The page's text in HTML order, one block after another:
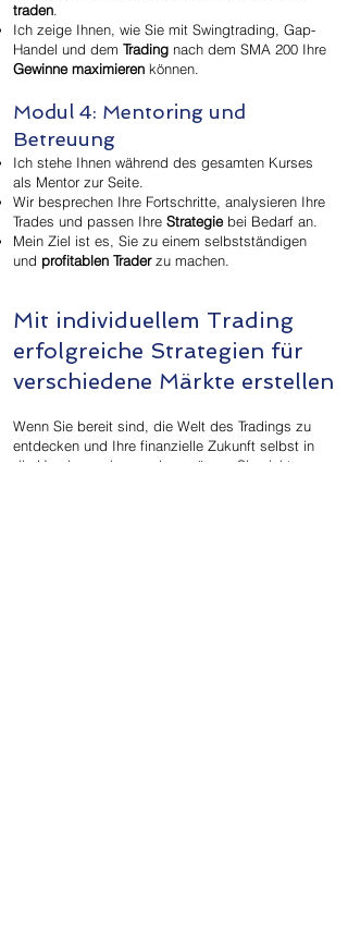
traden.
Ich zeige Ihnen, wie Sie mit Swingtrading, Gap-
Handel und dem Trading nach dem SMA 200 Ihre
Gewinne maximieren können.
Modul 4: Mentoring und
Betreuung
Ich stehe Ihnen während des gesamten Kurses
als Mentor zur Seite.
Wir besprechen Ihre Fortschritte, analysieren Ihre
Trades und passen Ihre Strategie bei Bedarf an.
Mein Ziel ist es, Sie zu einem selbstständigen
und profitablen Traderzu machen.
Mit individuellem Trading
erfolgreiche Strategien für
verschiedene Märkte erstellen
Wenn Sie bereit sind, die Welt des Tradings zu
entdecken und Ihre finanzielle Zukunft selbst in
die Hand zu nehmen, dann zögern Sie nicht